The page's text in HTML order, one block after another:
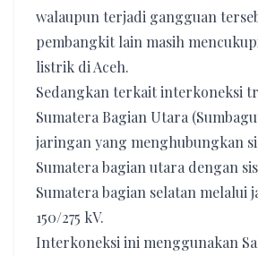
walaupun terjadi gangguan
pembangkit lain masih
listrik di Aceh.
Sedangkan terkait interkoneksi
Sumatera Bagian Utara
jaringan yang menghubungkan
Sumatera bagian utara dengan
Sumatera bagian selatan melalui
150/275 kV.
Interkoneksi ini menggunakan